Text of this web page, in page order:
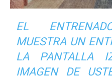
EL
MUESTRA UN
LA PANTALLA
IMAGEN DE